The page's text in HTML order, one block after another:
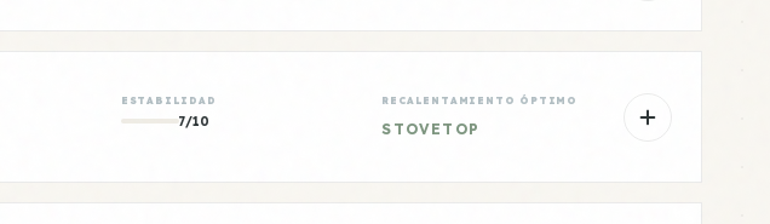
ESTABILIDAD
7/10
RECALENTAMIENTO ÓPTIMO
STOVETOP